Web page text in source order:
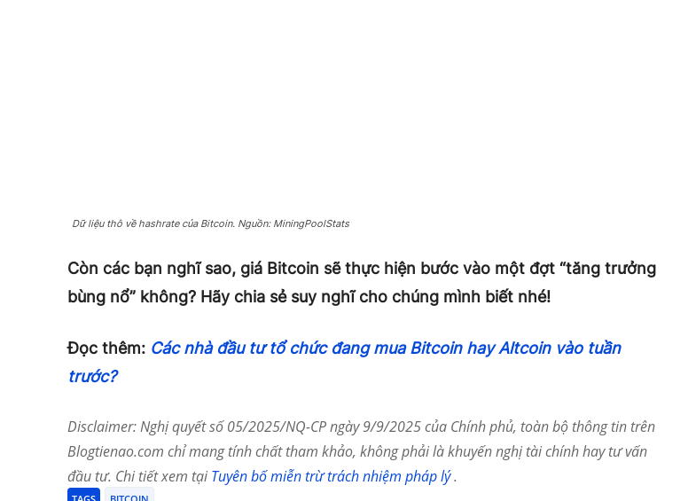
Dữ liệu thô về hashrate của Bitcoin. Nguồn: MiningPoolStats
Còn các bạn nghĩ sao, giá Bitcoin sẽ thực hiện bước vào một đợt “tăng trưởng
bùng nổ” không? Hãy chia sẻ suy nghĩ cho chúng mình biết nhé!
Đọc thêm: Các nhà đầu tư tổ chức đang mua Bitcoin hay Altcoin vào tuần
trước?
Disclaimer: Nghị quyết số 05/2025/NQ-CP ngày 9/9/2025 của Chính phủ, toàn bộ thông tin trên
Blogtienao.com chỉ mang tính chất tham khảo, không phải là khuyến nghị tài chính hay tư vấn
đầu tư. Chi tiết xem tạiTuyên bố miễn trừ trách nhiệm pháp lý.